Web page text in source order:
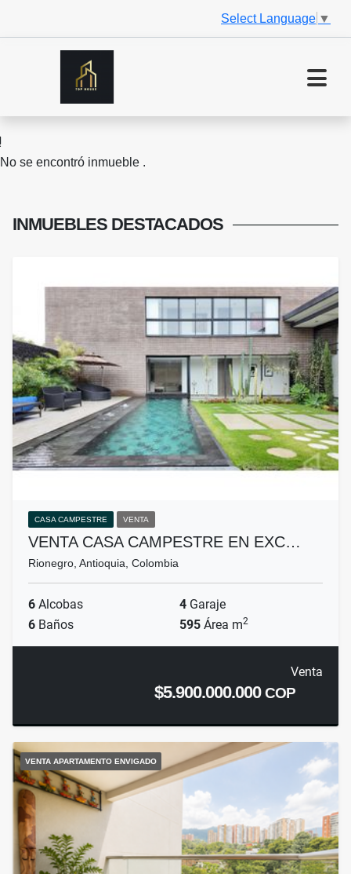
Select Language ▼
No se encontró inmueble .
INMUEBLES DESTACADOS
CASA CAMPESTRE VENTA
VENTA CASA CAMPESTRE EN EXC…
Rionegro, Antioquia, Colombia
6 Alcobas 4 Garaje
6 Baños 595 Área m2
Venta
$5.900.000.000COP
VENTA APARTAMENTO ENVIGADO